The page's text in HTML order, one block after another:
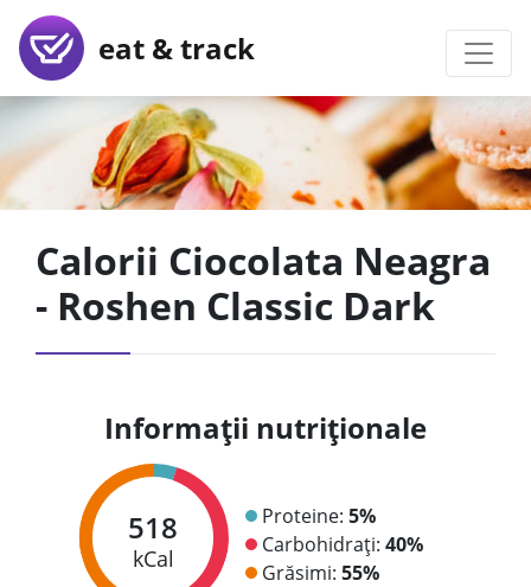
eat & track
Calorii Ciocolata Neagra
- Roshen Classic Dark
Informații nutriționale
518
kCal
Proteine: 5%
Carbohidrați: 40%
Grăsimi: 55%